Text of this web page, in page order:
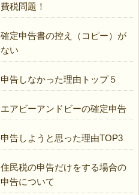
費税問題！
確定申告書の控え（コピー）が
ない
申告しなかった理由トップ５
エアビーアンドビーの確定申告
申告しようと思った理由TOP3
住民税の申告だけをする場合の
申告について